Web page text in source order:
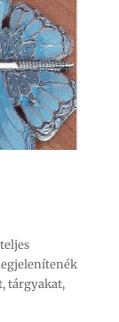
tárgyakat,